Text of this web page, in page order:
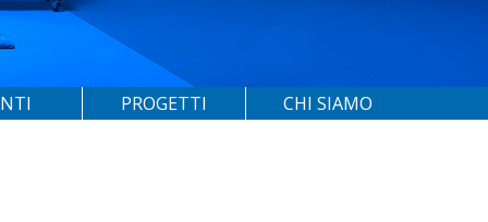
PROGETTI CHI SIAMO